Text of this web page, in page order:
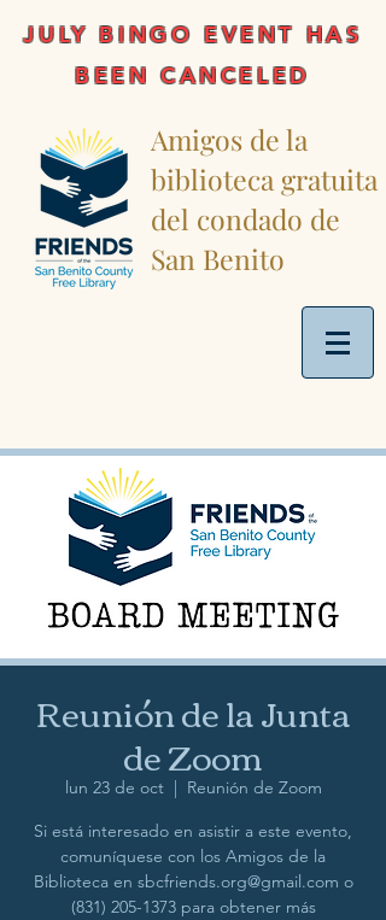
JULY BINGO EVENT HAS
BEEN CANCELED
Amigos de la
biblioteca gratuita
del condado de
San Benito
Reunión de la Junta
de Zoom
lun 23 de oct
  |
Reunión de Zoom
Si está interesado en asistir a este evento,
comuníquese con los Amigos de la
Biblioteca en sbcfriends.org@gmail.com o
(831) 205-1373 para obtener más